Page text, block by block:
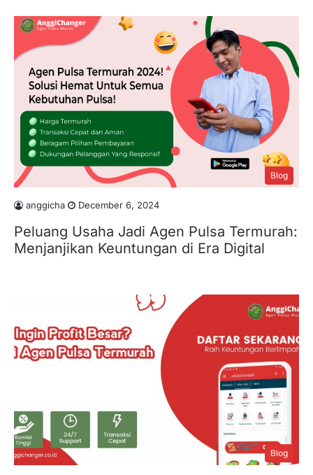
Blog
anggicha December 6, 2024
Peluang Usaha Jadi Agen Pulsa Termurah:
Menjanjikan Keuntungan di Era Digital
Blog